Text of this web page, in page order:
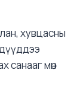
хувцасны
санааг мөн